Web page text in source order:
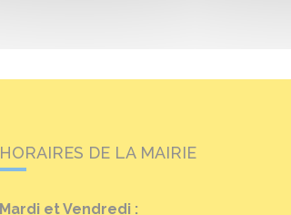
HORAIRES DE LA MAIRIE
Mardi et Vendredi :